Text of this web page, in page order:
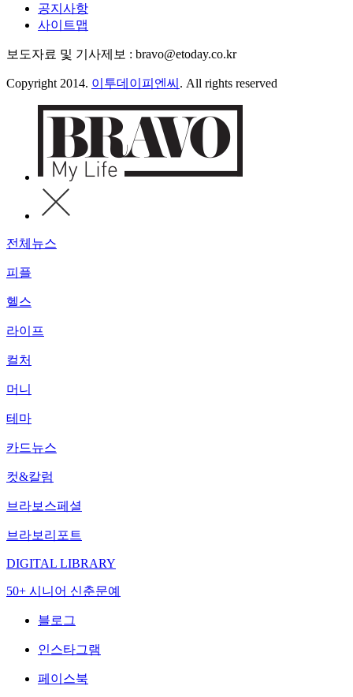
공지사항
사이트맵
보도자료 및 기사제보 : bravo@etoday.co.kr
Copyright 2014. 이투데이피엔씨 . All rights reserved
전체뉴스
피플
헬스
라이프
컬처
머니
테마
카드뉴스
컷&칼럼
브라보스페셜
브라보리포트
DIGITAL LIBRARY
50+ 시니어 신춘문예
블로그
인스타그램
페이스북